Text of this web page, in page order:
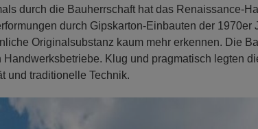
durch die Bauherrschaft hat das Renaissance-
durch Gipskarton-Einbauten der 1970er
Originalsubstanz kaum mehr erkennen. Die
Klug und pragmatisch legten
und traditionelle Technik.